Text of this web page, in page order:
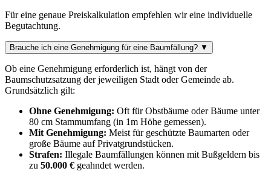
Für eine genaue Preiskalkulation empfehlen wir eine individuelle
Begutachtung.
Brauche ich eine Genehmigung für eine Baumfällung? ▼
Ob eine Genehmigung erforderlich ist, hängt von der
Baumschutzsatzung der jeweiligen Stadt oder Gemeinde ab.
Grundsätzlich gilt:
Ohne Genehmigung: Oft für Obstbäume oder Bäume unter
80 cm Stammumfang (in 1m Höhe gemessen).
Mit Genehmigung: Meist für geschützte Baumarten oder
große Bäume auf Privatgrundstücken.
Strafen: Illegale Baumfällungen können mit Bußgeldern bis
zu 50.000 € geahndet werden.